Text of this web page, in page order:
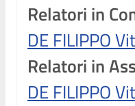
Relatori in
DE FILIPPO
Relatori in
DE FILIPPO